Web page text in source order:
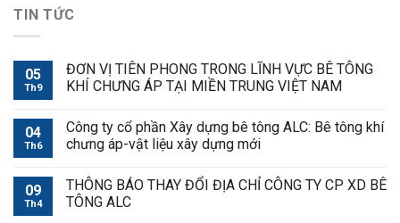
TIN TỨC
05
Th9
ĐƠN VỊ TIÊN PHONG TRONG LĨNH VỰC BÊ TÔNG
KHÍ CHƯNG ÁP TẠI MIỀN TRUNG VIỆT NAM
04
Th6
Công ty cổ phần Xây dựng bê tông ALC: Bê tông khí
chưng áp-vật liệu xây dựng mới
09
Th4
THÔNG BÁO THAY ĐỔI ĐỊA CHỈ CÔNG TY CP XD BÊ
TÔNG ALC